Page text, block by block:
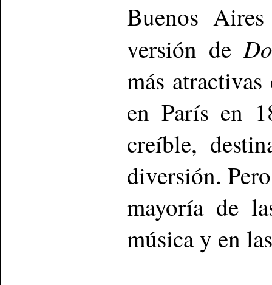
Buenos
versión de
más
en París en
creíble,
diversión.
mayoría de
música y en